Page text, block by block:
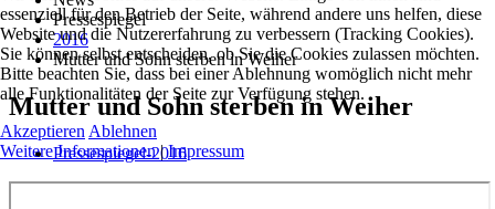
Pressespiegel
2016
Mutter und Sohn sterben in Weiher
Mutter und Sohn sterben in Weiher
Pressespiegel-2016
essenziell für den Betrieb der Seite, während andere uns helfen, diese
Website und die Nutzererfahrung zu verbessern (Tracking Cookies).
Sie können selbst entscheiden, ob Sie die Cookies zulassen möchten.
Bitte beachten Sie, dass bei einer Ablehnung womöglich nicht mehr
alle Funktionalitäten der Seite zur Verfügung stehen.
Akzeptieren Ablehnen
Weitere Informationen|Impressum